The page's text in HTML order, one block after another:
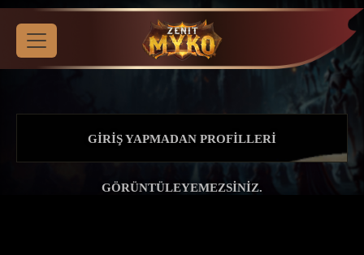
GIRIŞ YAPMADAN PROFILLERI
GÖRÜNTÜLEYEMEZSINIZ.